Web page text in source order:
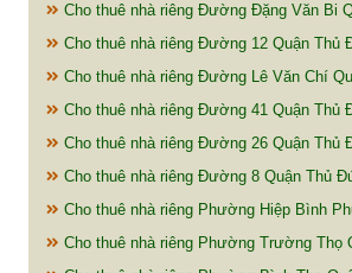
Cho thuê nhà riêng Đường Đặng Văn Bi
Cho thuê nhà riêng Đường 12 Quận Thủ
Cho thuê nhà riêng Đường Lê Văn Chí
Cho thuê nhà riêng Đường 41 Quận Thủ
Cho thuê nhà riêng Đường 26 Quận Thủ
Cho thuê nhà riêng Đường 8 Quận Thủ
Cho thuê nhà riêng Phường Hiệp Bình
Cho thuê nhà riêng Phường Trường Thọ